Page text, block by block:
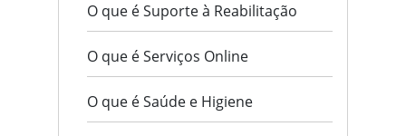
O que é Suporte à Reabilitação
O que é Serviços Online
O que é Saúde e Higiene